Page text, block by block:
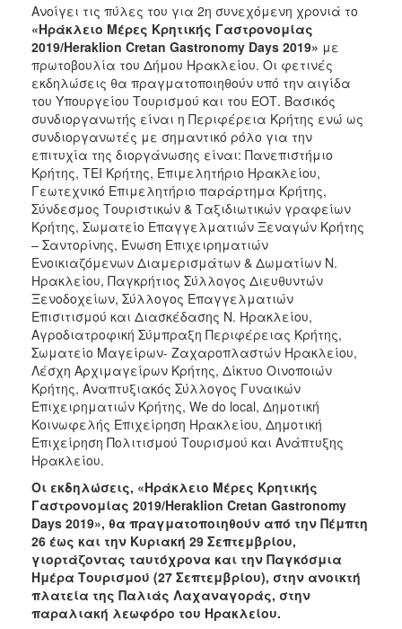
ΤΟΠΟΣ
ΠΟΛΙΤΙΣΜΟΣ
ΑΝΘΕΚΤΙΚΗ
ΠΟΛΗ
Ανοίγει τις πύλες του για 2η συνεχόμενη χρονιά το
«Ηράκλειο Μέρες Κρητικής Γαστρονομίας
2019/Heraklion Cretan Gastronomy Days 2019» με
πρωτοβουλία του Δήμου Ηρακλείου. Οι φετινές
εκδηλώσεις θα πραγματοποιηθούν υπό την αιγίδα
του Υπουργείου Τουρισμού και του ΕΟΤ. Βασικός
συνδιοργανωτής είναι η Περιφέρεια Κρήτης ενώ ως
συνδιοργανωτές με σημαντικό ρόλο για την
επιτυχία της διοργάνωσης είναι: Πανεπιστήμιο
Κρήτης, ΤΕΙ Κρήτης, Επιμελητήριο Ηρακλείου,
Γεωτεχνικό Επιμελητήριο παράρτημα Κρήτης,
Σύνδεσμος Τουριστικών & Ταξιδιωτικών γραφείων
Κρήτης, Σωματείο Επαγγελματιών Ξεναγών Κρήτης
– Σαντορίνης, Ένωση Επιχειρηματιών
Ενοικιαζόμενων Διαμερισμάτων & Δωματίων Ν.
Ηρακλείου, Παγκρήτιος Σύλλογος Διευθυντών
Ξενοδοχείων, Σύλλογος Επαγγελματιών
Επισιτισμού και Διασκέδασης Ν. Ηρακλείου,
Αγροδιατροφική Σύμπραξη Περιφέρειας Κρήτης,
Σωματείο Μαγείρων- Ζαχαροπλαστών Ηρακλείου,
Λέσχη Αρχιμαγείρων Κρήτης, Δίκτυο Οινοποιών
Κρήτης, Αναπτυξιακός Σύλλογος Γυναικών
Επιχειρηματιών Κρήτης, We do local, Δημοτική
Κοινωφελής Επιχείρηση Ηρακλείου, Δημοτική
Επιχείρηση Πολιτισμού Τουρισμού και Ανάπτυξης
Ηρακλείου.
Οι εκδηλώσεις, «Ηράκλειο Μέρες Κρητικής
Γαστρονομίας 2019/Heraklion Cretan Gastronomy
Days 2019», θα πραγματοποιηθούν από την Πέμπτη
26 έως και την Κυριακή 29 Σεπτεμβρίου,
γιορτάζοντας ταυτόχρονα και την Παγκόσμια
Ημέρα Τουρισμού (27 Σεπτεμβρίου), στην ανοικτή
πλατεία της Παλιάς Λαχαναγοράς, στην
παραλιακή λεωφόρο του Ηρακλείου.